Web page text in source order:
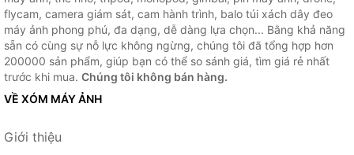
flycam, camera giám sát, cam hành trình, balo túi xách dây đeo
máy ảnh phong phú, đa dạng, dễ dàng lựa chọn... Bằng khả năng
sẵn có cùng sự nỗ lực không ngừng, chúng tôi đã tổng hợp hơn
200000 sản phẩm, giúp bạn có thể so sánh giá, tìm giá rẻ nhất
trước khi mua. Chúng tôi không bán hàng.
VỀ XÓM MÁY ẢNH
Giới thiệu